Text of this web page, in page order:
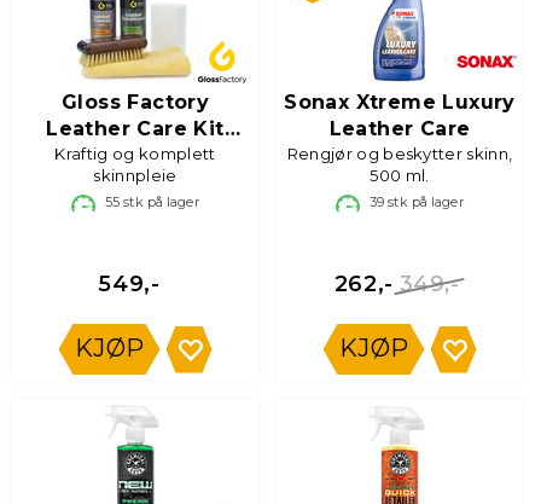
Gloss Factory
Leather Care Kit
Strong
Kraftig og komplett
skinnpleie
55 stk på lager
549,-
KJØP
Sonax Xtreme Luxury
Leather Care
Rengjør og beskytter skinn,
500 ml.
39 stk på lager
349,-
262,-
KJØP